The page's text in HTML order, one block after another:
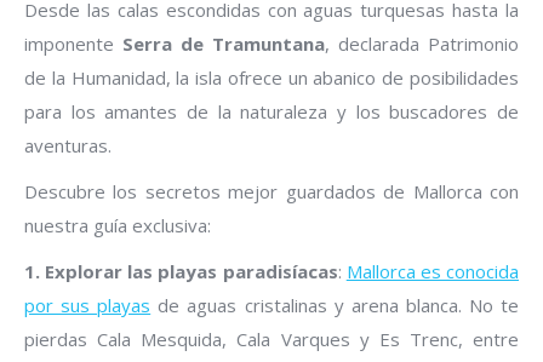
Desde las calas escondidas con aguas turquesas hasta la
imponente Serra de Tramuntana, declarada Patrimonio
de la Humanidad, la isla ofrece un abanico de posibilidades
para los amantes de la naturaleza y los buscadores de
aventuras.
Descubre los secretos mejor guardados de Mallorca con
nuestra guía exclusiva:
1. Explorar las playas paradisíacas: Mallorca es conocida
por sus playas de aguas cristalinas y arena blanca. No te
pierdas Cala Mesquida, Cala Varques y Es Trenc, entre